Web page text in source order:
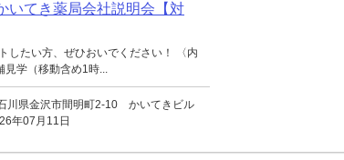
いてき薬局会社説明会【対
したい方、ぜひおいでください！ 〈内
見学（移動含め1時...
県金沢市間明町2-10 かいてきビル
年07月11日